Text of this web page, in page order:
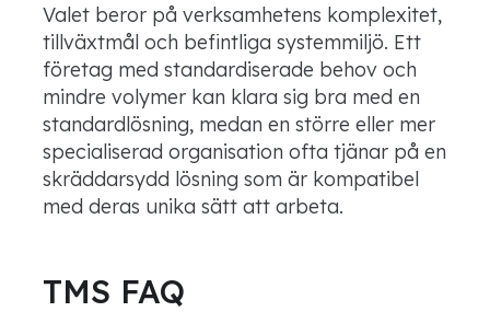
Valet beror på verksamhetens komplexitet,
tillväxtmål och befintliga systemmiljö. Ett
företag med standardiserade behov och
mindre volymer kan klara sig bra med en
standardlösning, medan en större eller mer
specialiserad organisation ofta tjänar på en
skräddarsydd lösning som är kompatibel
med deras unika sätt att arbeta.
TMS FAQ